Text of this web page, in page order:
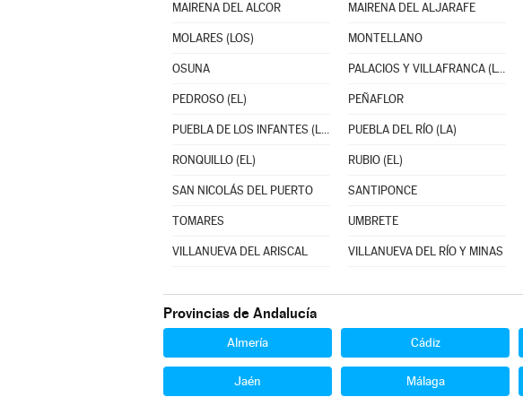
MAIRENA DEL ALCOR MAIRENA DEL ALJARAFE
MOLARES (LOS) MONTELLANO
OSUNA PALACIOS Y VILLAFRANCA (LOS)
PEDROSO (EL) PEÑAFLOR
PUEBLA DE LOS INFANTES (LA) PUEBLA DEL RÍO (LA)
RONQUILLO (EL) RUBIO (EL)
SAN NICOLÁS DEL PUERTO SANTIPONCE
TOMARES UMBRETE
VILLANUEVA DEL ARISCAL VILLANUEVA DEL RÍO Y MINAS
Provincias de Andalucía
Almería Cádiz
Jaén Málaga